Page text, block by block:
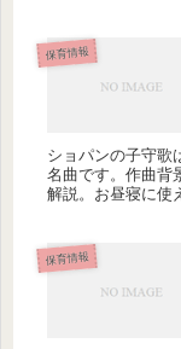
保育情報
ショパンの子守歌
名曲です。作曲背
解説。お昼寝に使
保育情報